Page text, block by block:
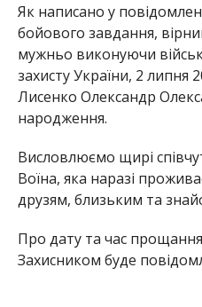
Як написано у
бойового завдання,
мужньо виконуючи
захисту України, 2 липня
Лисенко Олександр
народження.
Висловлюємо щирі
Воїна, яка наразі
друзям, близьким та
Про дату та час
Захисником буде